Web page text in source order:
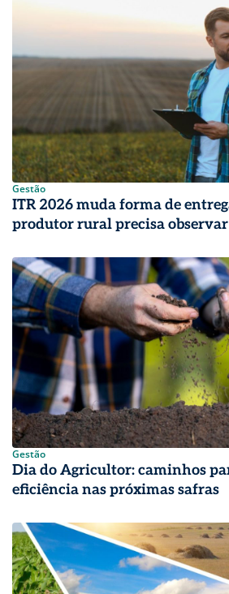
Gestão
ITR 2026 muda forma de
produtor rural precisa observar
Gestão
Dia do Agricultor: caminhos
eficiência nas próximas safras